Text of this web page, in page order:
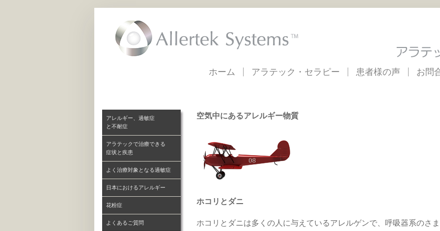
ホーム アラテック・セラピー 患者様の声 お問
アレルギー、過敏症
と不耐症
アラテックで治療できる
症状と疾患
よく治療対象となる過敏症
日本におけるアレルギー
花粉症
よくあるご質問
空気中にあるアレルギー物質
ホコリとダニ
ホコリとダニは多くの人に与えているアレルゲンで、呼吸器系のさ